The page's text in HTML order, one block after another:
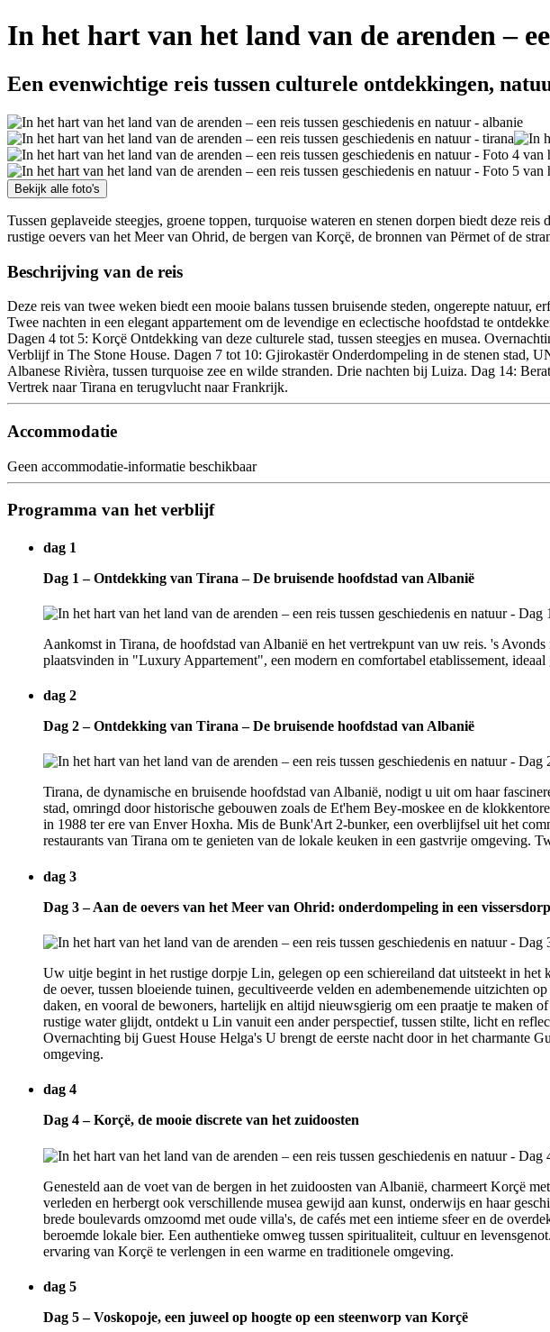
In het hart van het land van de arenden –
Een evenwichtige reis tussen culturele ontdekkingen,
Bekijk alle foto's
Tussen geplaveide steegjes, groene toppen, turquoise wateren en stenen dorpen biedt deze
rustige oevers van het Meer van Ohrid, de bergen van Korçë, de bronnen van Përmet of de
Beschrijving van de reis
Deze reis van twee weken biedt een mooie balans tussen bruisende steden, ongerepte
Twee nachten in een elegant appartement om de levendige en eclectische hoofdstad te
Dagen 4 tot 5: Korçë Ontdekking van deze culturele stad, tussen steegjes en musea.
Verblijf in The Stone House. Dagen 7 tot 10: Gjirokastër Onderdompeling in de stenen stad,
Albanese Rivièra, tussen turquoise zee en wilde stranden. Drie nachten bij Luiza. Dag 14:
Vertrek naar Tirana en terugvlucht naar Frankrijk.
Accommodatie
Geen accommodatie-informatie beschikbaar
Programma van het verblijf
dag 1
Dag 1 – Ontdekking van Tirana – De bruisende hoofdstad van Albanië
Aankomst in Tirana, de hoofdstad van Albanië en het vertrekpunt van uw reis. 's
plaatsvinden in "Luxury Appartement", een modern en comfortabel etablissement,
dag 2
Dag 2 – Ontdekking van Tirana – De bruisende hoofdstad van Albanië
Tirana, de dynamische en bruisende hoofdstad van Albanië, nodigt u uit om haar
stad, omringd door historische gebouwen zoals de Et'hem Bey-moskee en de
in 1988 ter ere van Enver Hoxha. Mis de Bunk'Art 2-bunker, een overblijfsel uit het
restaurants van Tirana om te genieten van de lokale keuken in een gastvrije omgeving.
dag 3
Dag 3 – Aan de oevers van het Meer van Ohrid: onderdompeling in een
Uw uitje begint in het rustige dorpje Lin, gelegen op een schiereiland dat uitsteekt in
de oever, tussen bloeiende tuinen, gecultiveerde velden en adembenemende uitzichten
daken, en vooral de bewoners, hartelijk en altijd nieuwsgierig om een praatje te maken
rustige water glijdt, ontdekt u Lin vanuit een ander perspectief, tussen stilte, licht en
Overnachting bij Guest House Helga's U brengt de eerste nacht door in het charmante
omgeving.
dag 4
Dag 4 – Korçë, de mooie discrete van het zuidoosten
Genesteld aan de voet van de bergen in het zuidoosten van Albanië, charmeert Korçë
verleden en herbergt ook verschillende musea gewijd aan kunst, onderwijs en haar
brede boulevards omzoomd met oude villa's, de cafés met een intieme sfeer en de
beroemde lokale bier. Een authentieke omweg tussen spiritualiteit, cultuur en
ervaring van Korçë te verlengen in een warme en traditionele omgeving.
dag 5
Dag 5 – Voskopoje, een juweel op hoogte op een steenworp van Korçë